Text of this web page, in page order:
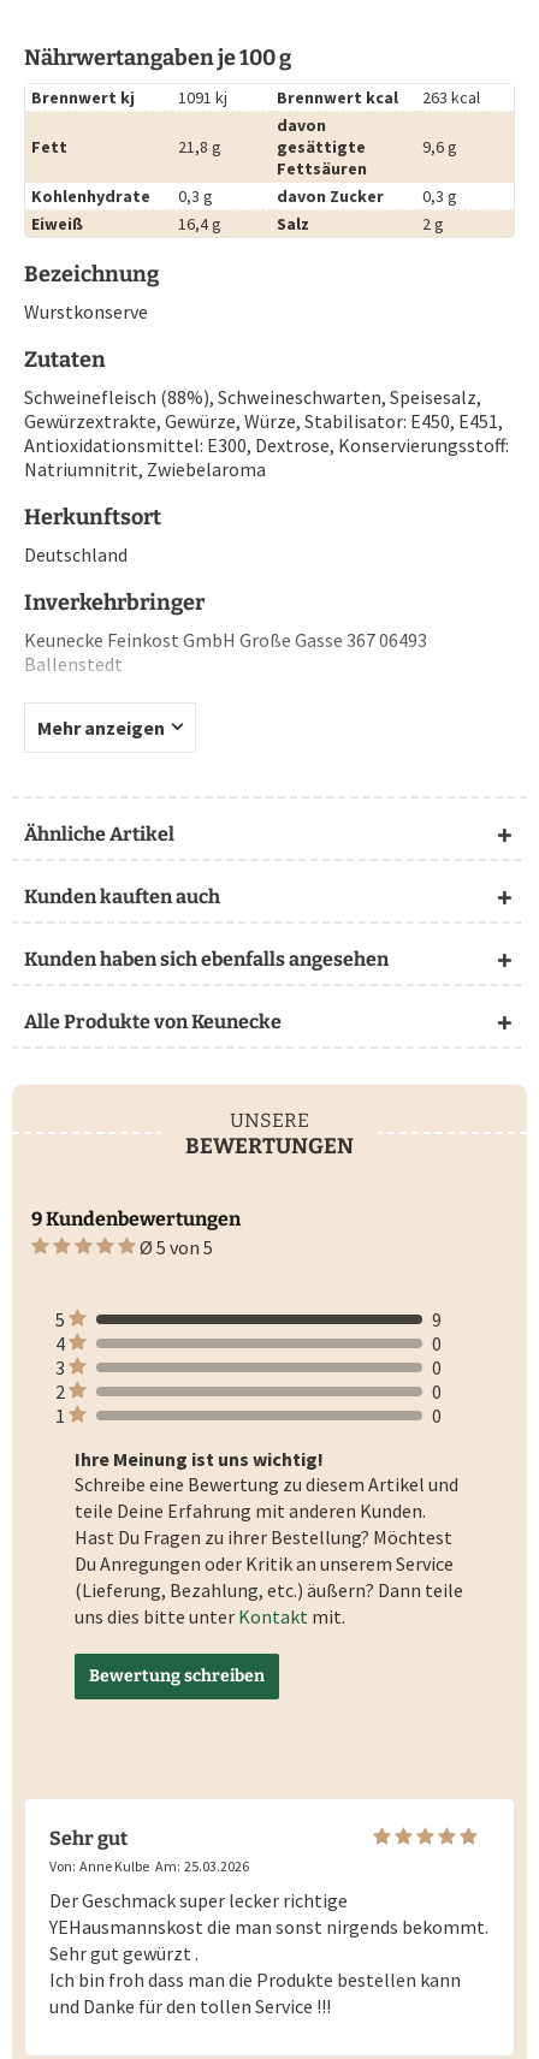
Nährwertangaben je 100 g
Brennwert kj 1091 kj Brennwert kcal 263 kcal
Fett 21,8 g
davon
gesättigte
Fettsäuren
9,6 g
Kohlenhydrate 0,3 g davon Zucker
0,3 g
Eiweiß
16,4 g Salz 2 g
Bezeichnung
Wurstkonserve
Zutaten
Schweinefleisch (88%), Schweineschwarten, Speisesalz,
Gewürzextrakte, Gewürze, Würze, Stabilisator: E450, E451,
Antioxidationsmittel: E300, Dextrose, Konservierungsstoff:
Natriumnitrit, Zwiebelaroma
Herkunftsort
Deutschland
Inverkehrbringer
Keunecke Feinkost GmbH Große Gasse 367 06493
Ballenstedt
Mehr anzeigen
Ähnliche Artikel
Kunden kauften auch
Kunden haben sich ebenfalls angesehen
Alle Produkte von Keunecke
UNSERE
BEWERTUNGEN
9 Kundenbewertungen
Ø 5 von 5
5
9
4
0
3
0
2
0
1
0
Ihre Meinung ist uns wichtig!
Schreibe eine Bewertung zu diesem Artikel und
teile Deine Erfahrung mit anderen Kunden.
Hast Du Fragen zu ihrer Bestellung? Möchtest
Du Anregungen oder Kritik an unserem Service
(Lieferung, Bezahlung, etc.) äußern? Dann teile
uns dies bitte unter Kontakt mit.
Bewertung schreiben
Sehr gut
Von: Anne Kulbe Am: 25.03.2026
Der Geschmack super lecker richtige
YEHausmannskost die man sonst nirgends bekommt.
Sehr gut gewürzt .
Ich bin froh dass man die Produkte bestellen kann
und Danke für den tollen Service !!!